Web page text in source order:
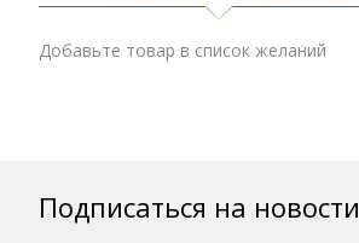
Добавьте товар в список желаний
Подписаться на новости